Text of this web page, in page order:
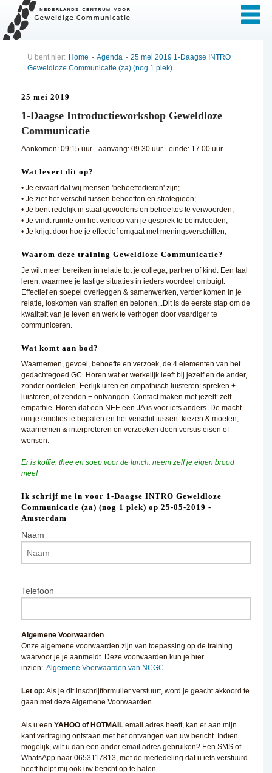
U bent hier: Home Agenda
25 mei 2019 1-Daagse INTRO
Geweldloze Communicatie (za) (nog 1 plek)
25 mei 2019
1-Daagse Introductieworkshop Geweldloze
Communicatie
Aankomen: 09:15 uur - aanvang: 09.30 uur - einde: 17.00 uur
Wat levert dit op?
• Je ervaart dat wij mensen 'behoeftedieren' zijn;
• Je ziet het verschil tussen behoeften en strategieën;
• Je bent redelijk in staat gevoelens en behoeftes te verwoorden;
• Je vindt ruimte om het verloop van je gesprek te beïnvloeden;
• Je krijgt door hoe je effectief omgaat met meningsverschillen;
Waarom deze training Geweldloze Communicatie?
Je wilt meer bereiken in relatie tot je collega, partner of kind. Een taal
leren, waarmee je lastige situaties in ieders voordeel ombuigt.
Effectief en soepel overleggen & samenwerken, verder komen in je
relatie, loskomen van straffen en belonen...Dit is de eerste stap om de
kwaliteit van je leven en werk te verhogen door vaardiger te
communiceren.
Wat komt aan bod?
Waarnemen, gevoel, behoefte en verzoek, de 4 elementen van het
gedachtegoed GC. Horen wat er werkelijk leeft bij jezelf en de ander,
zonder oordelen. Eerlijk uiten en empathisch luisteren: spreken +
luisteren, of zenden + ontvangen. Contact maken met jezelf: zelf-
empathie. Horen dat een NEE een JA is voor iets anders. De macht
om je emoties te bepalen en het verschil tussen: kiezen & moeten,
waarnemen & interpreteren en verzoeken doen versus eisen of
wensen.
Er is koffie, thee en soep voor de lunch: neem zelf je eigen brood
mee!
Ik schrijf me in voor 1-Daagse INTRO Geweldloze
Communicatie (za) (nog 1 plek) op 25-05-2019 -
Amsterdam
Naam
Telefoon
Algemene Voorwaarden
Onze algemene voorwaarden zijn van toepassing op de training
waarvoor je je aanmeldt. Deze voorwaarden kun je hier
inzien: Algemene Voorwaarden van NCGC
Let op: Als je dit inschrijfformulier verstuurt, word je geacht akkoord te
gaan met deze Algemene Voorwaarden.
Als u een YAHOO of HOTMAIL email adres heeft, kan er aan mijn
kant vertraging ontstaan met het ontvangen van uw bericht. Indien
mogelijk, wilt u dan een ander email adres gebruiken? Een SMS of
WhatsApp naar 0653117813, met de mededeling dat u iets verstuurd
heeft helpt mij ook uw bericht op te halen.